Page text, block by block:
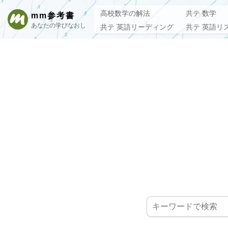
mm参考書
あなたの学びなおし
高校数学の解法
共テ 数学
共テ 英語リーディング
共テ 英語リ